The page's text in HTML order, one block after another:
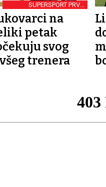
SUPERSPORT PRVA
NOGOMETNA LIGA
na
petak
svog
trenera